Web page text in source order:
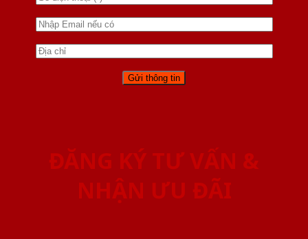
ĐĂNG KÝ TƯ VẤN &
NHẬN ƯU ĐÃI